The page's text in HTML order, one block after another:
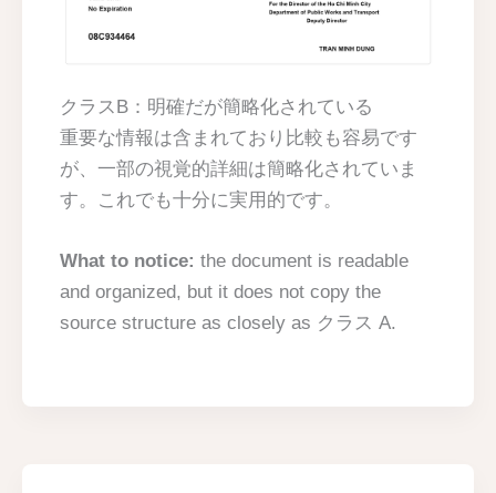
クラスB：明確だが簡略化されている
重要な情報は含まれており比較も容易です
が、一部の視覚的詳細は簡略化されていま
す。これでも十分に実用的です。
What to notice: the document is readable
and organized, but it does not copy the
source structure as closely as クラス A.